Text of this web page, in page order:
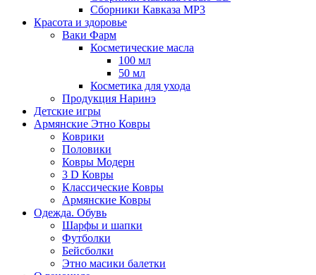
Сборники Кавказа MP3
Красота и здоровье
Ваки Фарм
Косметические масла
100 мл
50 мл
Косметика для ухода
Продукция Наринэ
Детские игры
Армянские Этно Ковры
Коврики
Половики
Ковры Модерн
3 D Ковры
Классические Ковры
Армянские Ковры
Одежда. Обувь
Шарфы и шапки
Футболки
Бейсболки
Этно масики балетки